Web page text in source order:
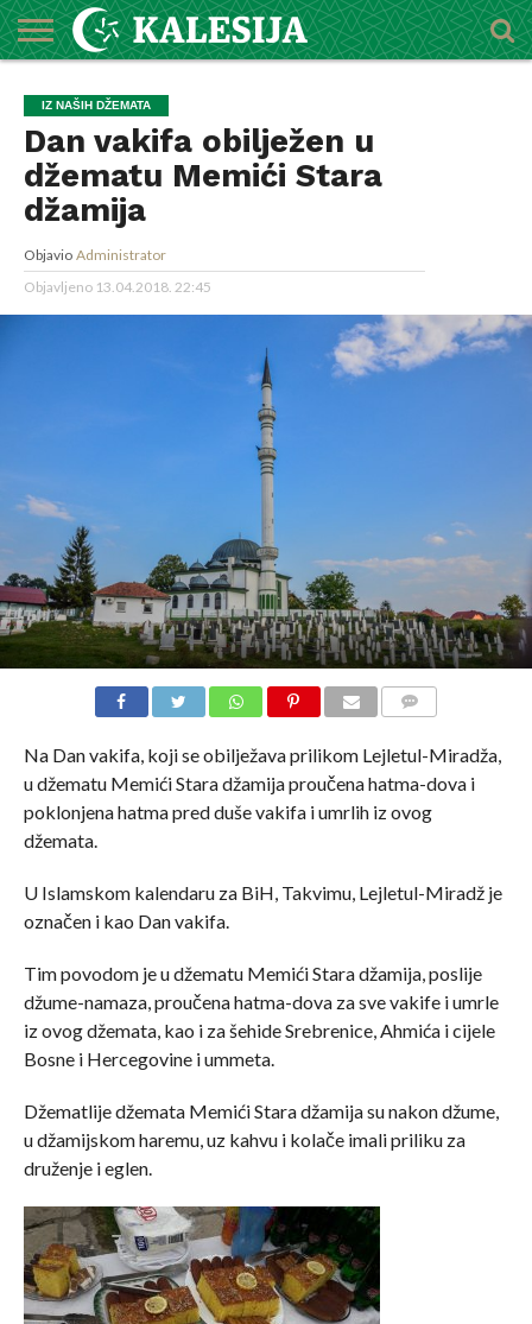
O
MEDŽLISU
DŽEMATI
IMAMI
MEKTEBSKI
CENTAR
VIJESTI
HUTBE
NAJAVE
KALENDAR
KONTAKT
IZ NAŠIH DŽEMATA
Dan vakifa obilježen u
džematu Memići Stara
džamija
Objavio Administrator
Objavljeno 13.04.2018. 22:45
Na Dan vakifa, koji se obilježava prilikom Lejletul-Miradža,
u džematu Memići Stara džamija proučena hatma-dova i
poklonjena hatma pred duše vakifa i umrlih iz ovog
džemata.
U Islamskom kalendaru za BiH, Takvimu, Lejletul-Miradž je
označen i kao Dan vakifa.
Tim povodom je u džematu Memići Stara džamija, poslije
džume-namaza, proučena hatma-dova za sve vakife i umrle
iz ovog džemata, kao i za šehide Srebrenice, Ahmića i cijele
Bosne i Hercegovine i ummeta.
Džematlije džemata Memići Stara džamija su nakon džume,
u džamijskom haremu, uz kahvu i kolače imali priliku za
druženje i eglen.